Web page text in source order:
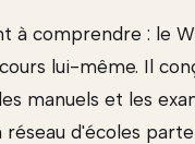
à comprendre : le
lui-même. Il
manuels et les
réseau d'écoles